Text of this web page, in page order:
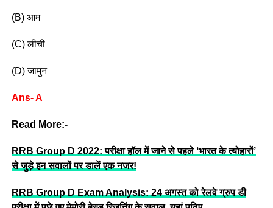
(B) आम
(C) लीची
(D) जामुन
Ans- A
Read More:-
RRB Group D 2022: परीक्षा हॉल में जाने से पहले ‘भारत के त्योहारों’
से जुड़े इन सवालों पर डालें एक नजर!
RRB Group D Exam Analysis: 24 अगस्त को रेलवे ग्रुप डी